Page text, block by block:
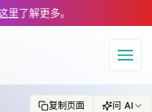
at https://
里了解更多。
导航
复制页面 问 AI